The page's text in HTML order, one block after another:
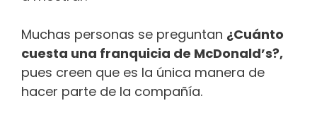
Muchas personas se preguntan ¿Cuánto
cuesta una franquicia de McDonald’s?,
pues creen que es la única manera de
hacer parte de la compañía.